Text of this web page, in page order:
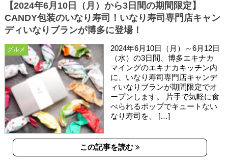
グルメ
【2024年6月10日（月）から3日間の期間限定】
CANDY包装のいなり寿司！いなり寿司専門店キャン
ディいなりブランが博多に登場！
2024年6月10日（月）～6月12日
（水）の3日間、博多エキナカ
マイングのエキナカキッチン内
に、いなり寿司専門店キャンデ
ィいなりブランが期間限定でオ
ープンします。 片手で気軽に食
べられるポップでキュートない
なり寿司を、 […]
この記事を読む